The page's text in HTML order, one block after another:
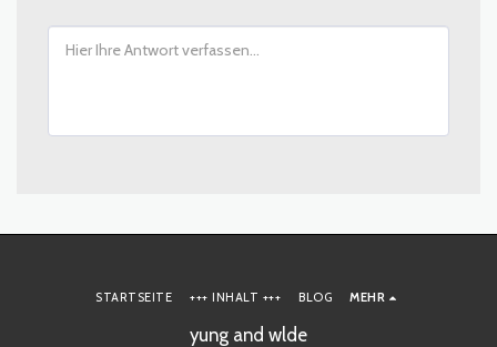
yung and wlde
STARTSEITE +++ INHALT +++ BLOG MEHR